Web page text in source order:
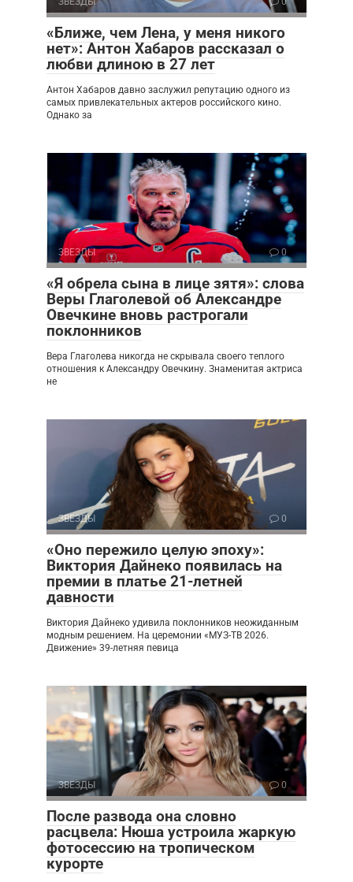
«Ближе, чем Лена, у меня никого
нет»: Антон Хабаров рассказал о
любви длиною в 27 лет
Антон Хабаров давно заслужил репутацию одного из
самых привлекательных актеров российского кино.
Однако за
ЗВЕЗДЫ 0
«Я обрела сына в лице зятя»: слова
Веры Глаголевой об Александре
Овечкине вновь растрогали
поклонников
Вера Глаголева никогда не скрывала своего теплого
отношения к Александру Овечкину. Знаменитая актриса
не
ЗВЕЗДЫ 0
«Оно пережило целую эпоху»:
Виктория Дайнеко появилась на
премии в платье 21-летней
давности
Виктория Дайнеко удивила поклонников неожиданным
модным решением. На церемонии «МУЗ-ТВ 2026.
Движение» 39-летняя певица
ЗВЕЗДЫ 0
После развода она словно
расцвела: Нюша устроила жаркую
фотосессию на тропическом
курорте